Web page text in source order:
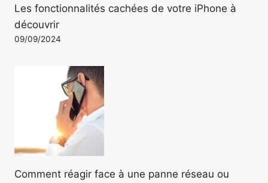
Les fonctionnalités cachées de votre iPhone à
découvrir
09/09/2024
Comment réagir face à une panne réseau ou